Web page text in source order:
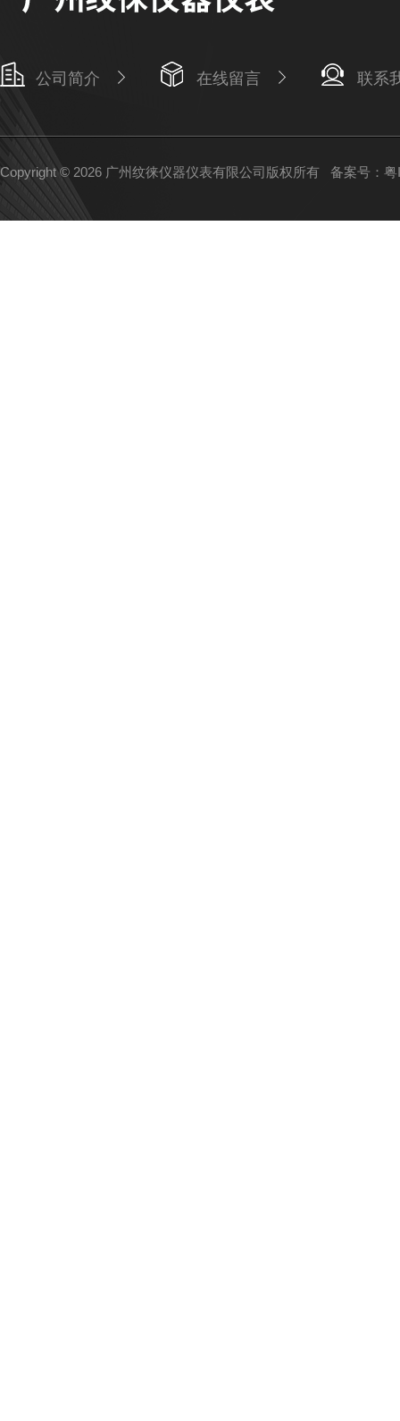
公司简介 在线留言 联系
Copyright © 2026 广州纹徕仪器仪表有限公司版权所有 备案号：